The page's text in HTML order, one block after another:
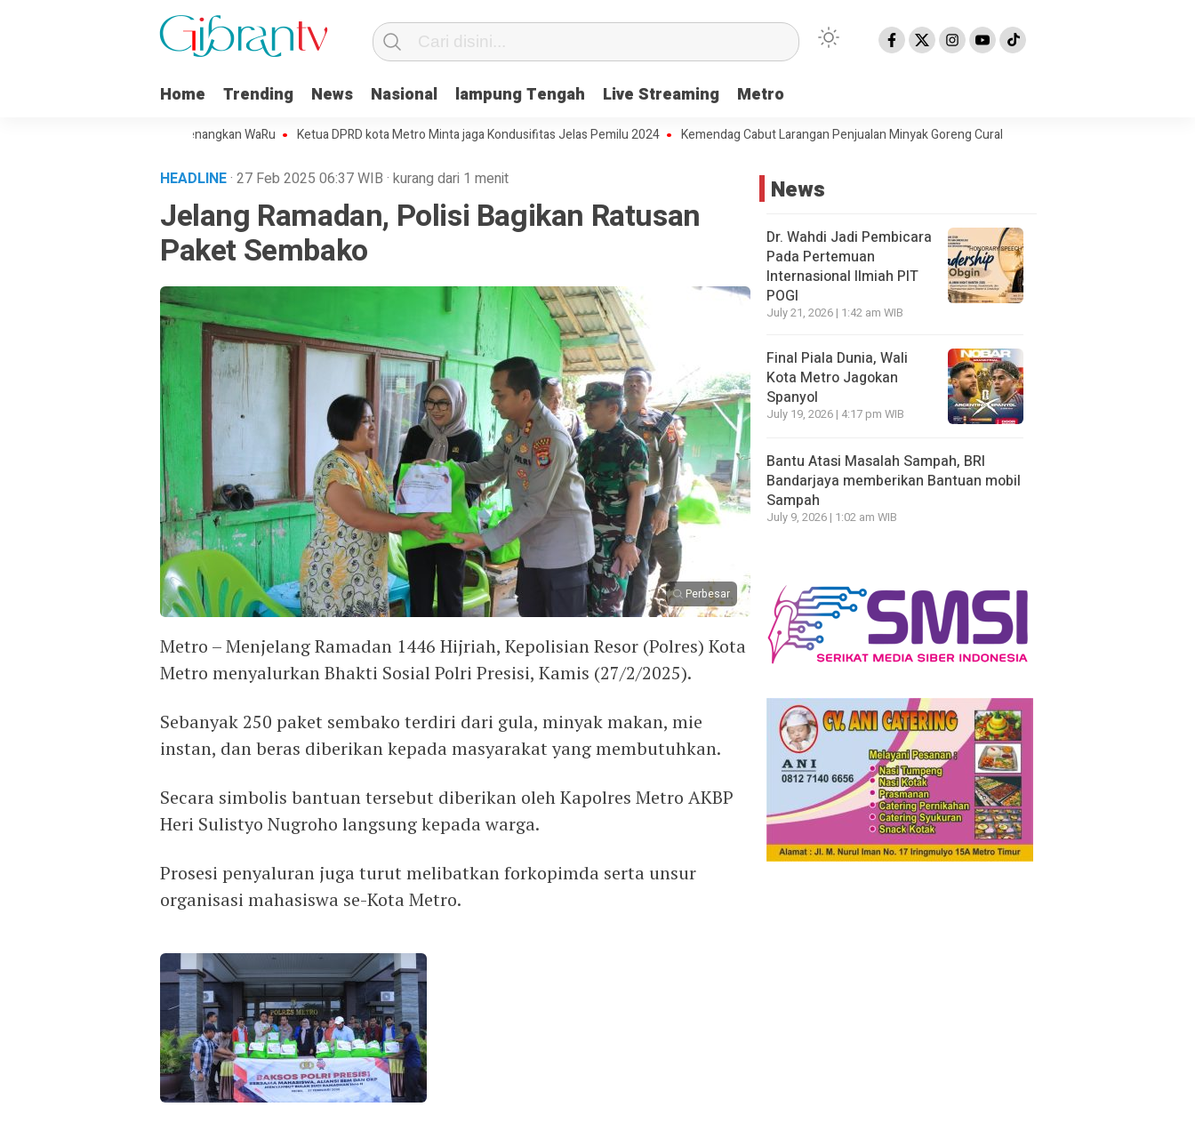
Home Trending News Nasional lampung Tengah Live Streaming Metro
Kota Metro Sepakat Menangkan WaRu Ketua DPRD kota Metro Minta jaga Kondusifitas Jelas Pemilu 2024 Kemendag Cabut Larangan Penjualan Minyak Goreng Curah Berita Populer: Uji Coba Gage ke
HEADLINE· 27 Feb 2025 06:37WIB · kurang dari 1 menit
Jelang Ramadan, Polisi Bagikan Ratusan
Paket Sembako
Perbesar
Metro – Menjelang Ramadan 1446 Hijriah, Kepolisian Resor (Polres) Kota
Metro menyalurkan Bhakti Sosial Polri Presisi, Kamis (27/2/2025).
Sebanyak 250 paket sembako terdiri dari gula, minyak makan, mie
instan, dan beras diberikan kepada masyarakat yang membutuhkan.
Secara simbolis bantuan tersebut diberikan oleh Kapolres Metro AKBP
Heri Sulistyo Nugroho langsung kepada warga.
Prosesi penyaluran juga turut melibatkan forkopimda serta unsur
organisasi mahasiswa se-Kota Metro.
News
Dr. Wahdi Jadi Pembicara
Pada Pertemuan
Internasional Ilmiah PIT
POGI
July 21, 2026 | 1:42 am WIB
Final Piala Dunia, Wali
Kota Metro Jagokan
Spanyol
July 19, 2026 | 4:17 pm WIB
Bantu Atasi Masalah Sampah, BRI
Bandarjaya memberikan Bantuan mobil
Sampah
July 9, 2026 | 1:02 am WIB